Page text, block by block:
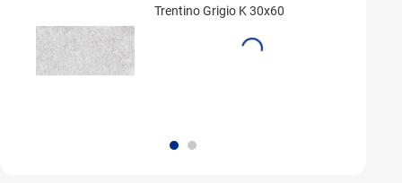
Trentino Grigio K 30x60